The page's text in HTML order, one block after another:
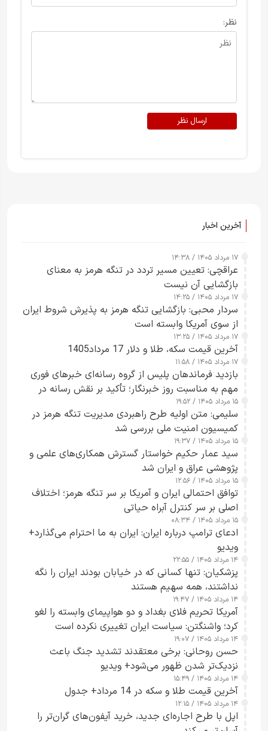
نظر:
ارسال نظر
آخرین اخبار
۱۷ مرداد ۱۴۰۵ / ۱۴:۳۸
عراقچی: تعیین مسیر تردد در تنگه هرمز به معنای
بازگشایی آن نیست
۱۷ مرداد ۱۴۰۵ / ۱۴:۲۵
سردار محبی: بازگشایی تنگه هرمز به پذیرش شروط ایران
از سوی آمریکا وابسته است
۱۷ مرداد ۱۴۰۵ / ۱۳:۲۵
آخرین قیمت سکه، طلا و دلار 17 مرداد1405
۱۷ مرداد ۱۴۰۵ / ۱۱:۵۸
بازدید فرماندهان پلیس از گروه رسانه‌ای خبرهای فوری
مهم به مناسبت روز خبرنگار؛ تأکید بر نقش رسانه در
تقویت امنیت و اعتماد عمومی
۱۵ مرداد ۱۴۰۵ / ۱۹:۵۲
سلیمی: متن اولیه طرح راهبردی مدیریت تنگه هرمز در
کمیسیون امنیت ملی بررسی شد
۱۵ مرداد ۱۴۰۵ / ۱۹:۳۷
سید عمار حکیم خواستار گسترش همکاری‌های علمی و
پژوهشی عراق و ایران شد
۱۵ مرداد ۱۴۰۵ / ۱۲:۵۶
توافق احتمالی ایران و آمریکا بر سر تنگه هرمز؛ اختلاف
اصلی بر سر کنترل آبراه حیاتی
۱۵ مرداد ۱۴۰۵ / ۰۸:۳۴
ادعای ترامپ درباره ایران: ایران به ما احترام می‌گذارد+
ویدیو
۱۴ مرداد ۱۴۰۵ / ۲۲:۵۵
پزشکیان: تنها کسانی که در خیابان بودند ایران را نگه
نداشتند، همه سهیم هستند
۱۴ مرداد ۱۴۰۵ / ۱۹:۴۷
آمریکا تحریم فلای بغداد و دو هواپیمای وابسته را لغو
کرد؛ واشنگتن: سیاست ایران تغییری نکرده است
۱۴ مرداد ۱۴۰۵ / ۱۹:۰۷
حسن روحانی: برخی معتقدند تشدید جنگ باعث
نزدیک‌تر شدن ظهور می‌شود+ ویدیو
۱۴ مرداد ۱۴۰۵ / ۱۵:۴۹
آخرین قیمت طلا و سکه در 14 مرداد+ جدول
۱۴ مرداد ۱۴۰۵ / ۱۲:۱۵
اپل با طرح اجاره‌ای جدید، خرید آیفون‌های گران‌تر را